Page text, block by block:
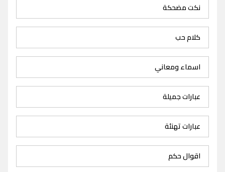
نكت مضحكة
كلام حب
اسماء ومعاني
عبارات جميلة
عبارات تهنئة
اقوال حكم